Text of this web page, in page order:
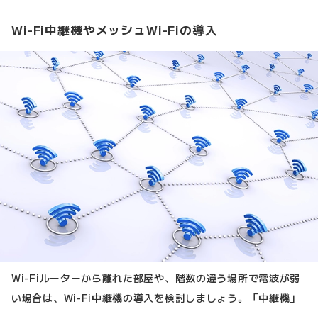
Wi-Fi中継機やメッシュWi-Fiの導入
Wi-Fiルーターから離れた部屋や、階数の違う場所で電波が弱
い場合は、Wi-Fi中継機の導入を検討しましょう。「中継機」